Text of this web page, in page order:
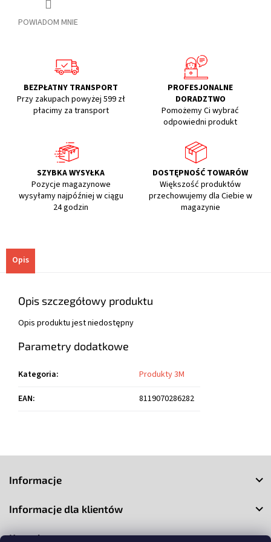
POWIADOM MNIE
BEZPŁATNY TRANSPORT
Przy zakupach powyżej 599 zł
płacimy za transport
PROFESJONALNE
DORADZTWO
Pomożemy Ci wybrać
odpowiedni produkt
SZYBKA WYSYŁKA
Pozycje magazynowe
wysyłamy najpóźniej w ciągu
24 godzin
DOSTĘPNOŚĆ TOWARÓW
Większość produktów
przechowujemy dla Ciebie w
magazynie
Opis
Opis szczegółowy produktu
Opis produktu jest niedostępny
Parametry dodatkowe
Kategoria:
Produkty 3M
EAN: 8119070286282
Informacje
Informacje dla klientów
Kontakt